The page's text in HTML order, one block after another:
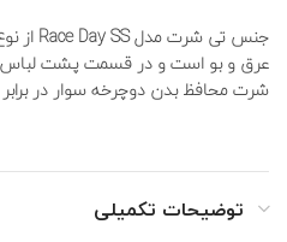
جنس تی شرت مدل Race Day SS از نوع
عرق و بو است و در قسمت پشت
شرت محافظ بدن دوچرخه سوار در
توضیحات تکمیلی